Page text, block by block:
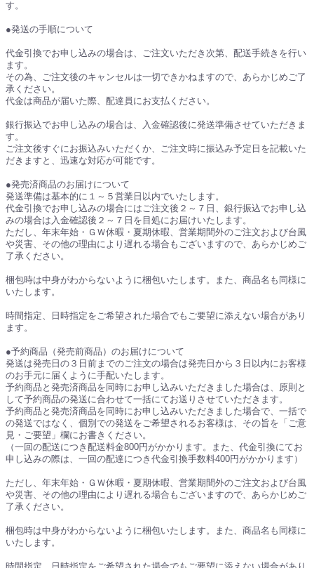
す。
●発送の手順について
代金引換でお申し込みの場合は、ご注文いただき次第、配送手続きを行い
ます。
その為、ご注文後のキャンセルは一切できかねますので、あらかじめご了
承ください。
代金は商品が届いた際、配達員にお支払ください。
銀行振込でお申し込みの場合は、入金確認後に発送準備させていただきま
す。
ご注文後すぐにお振込みいただくか、ご注文時に振込み予定日を記載いた
だきますと、迅速な対応が可能です。
●発売済商品のお届けについて
発送準備は基本的に１～５営業日以内でいたします。
代金引換でお申し込みの場合にはご注文後２～７日、銀行振込でお申し込
みの場合は入金確認後２～７日を目処にお届けいたします。
ただし、年末年始・ＧＷ休暇・夏期休暇、営業期間外のご注文および台風
や災害、その他の理由により遅れる場合もございますので、あらかじめご
了承ください。
梱包時は中身がわからないように梱包いたします。また、商品名も同様に
いたします。
時間指定、日時指定をご希望された場合でもご要望に添えない場合があり
ます。
●予約商品（発売前商品）のお届けについて
発送は発売日の３日前までのご注文の場合は発売日から３日以内にお客様
のお手元に届くように手配いたします。
予約商品と発売済商品を同時にお申し込みいただきました場合は、原則と
して予約商品の発送に合わせて一括にてお送りさせていただきます。
予約商品と発売済商品を同時にお申し込みいただきました場合で、一括で
の発送ではなく、個別での発送をご希望されるお客様は、その旨を「ご意
見・ご要望」欄にお書きください。
（一回の配送につき配送料金800円がかかります。また、代金引換にてお
申し込みの際は、一回の配達につき代金引換手数料400円がかかります）
ただし、年末年始・ＧＷ休暇・夏期休暇、営業期間外のご注文および台風
や災害、その他の理由により遅れる場合もございますので、あらかじめご
了承ください。
梱包時は中身がわからないように梱包いたします。また、商品名も同様に
いたします。